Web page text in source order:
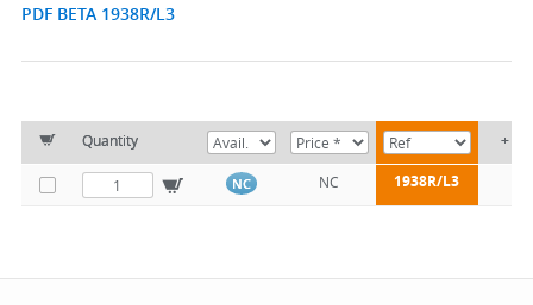
PDF BETA 1938R/L3
Quantity +
NC NC 1938R/L3